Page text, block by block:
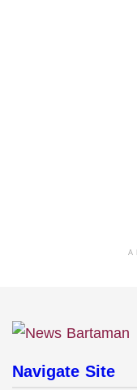
Navigate Site